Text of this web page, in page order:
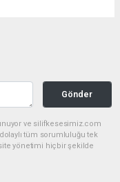
Gönder
ve silifkesesimiz.com
tüm sorumluluğu tek
yönetimi hiçbir şekilde